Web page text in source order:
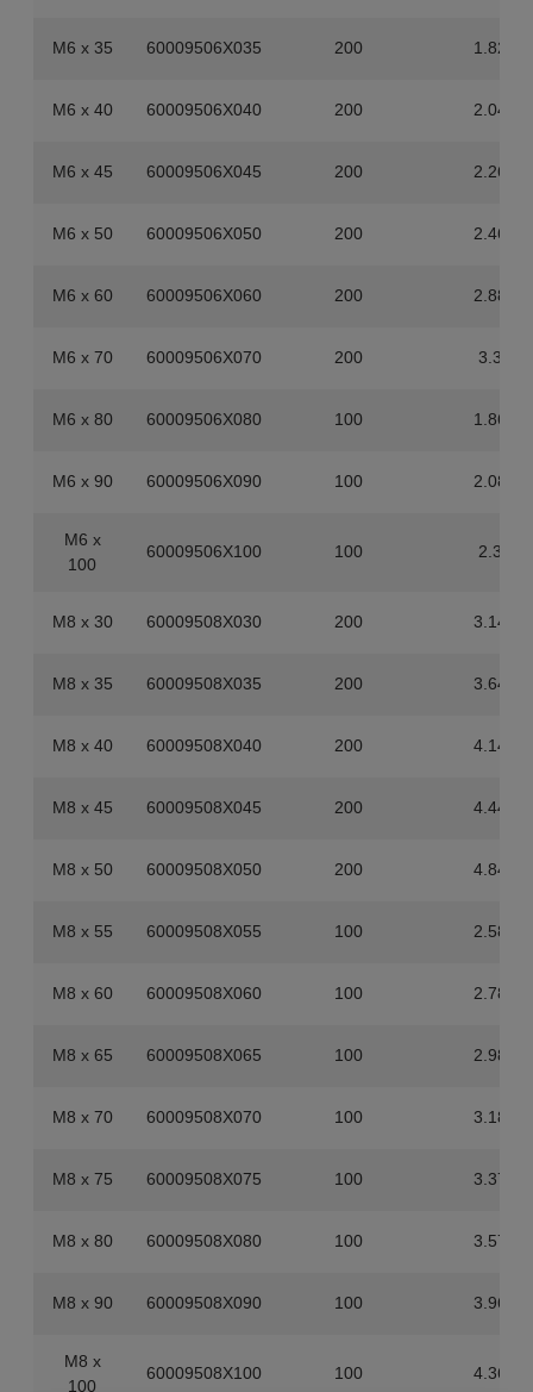
M6 x 35 60009506X035 200 1.82
M6 x 40 60009506X040 200 2.04
M6 x 45 60009506X045 200 2.26
M6 x 50 60009506X050 200 2.46
M6 x 60 60009506X060 200 2.88
M6 x 70 60009506X070 200 3.3
M6 x 80 60009506X080 100 1.86
M6 x 90 60009506X090 100 2.08
M6 x
100
60009506X100 100 2.3
M8 x 30 60009508X030 200 3.14
M8 x 35 60009508X035 200 3.64
M8 x 40 60009508X040 200 4.14
M8 x 45 60009508X045 200 4.44
M8 x 50 60009508X050 200 4.84
M8 x 55 60009508X055 100 2.58
M8 x 60 60009508X060 100 2.78
M8 x 65 60009508X065 100 2.98
M8 x 70 60009508X070 100 3.18
M8 x 75 60009508X075 100 3.37
M8 x 80 60009508X080 100 3.57
M8 x 90 60009508X090 100 3.96
M8 x
100
60009508X100 100 4.36